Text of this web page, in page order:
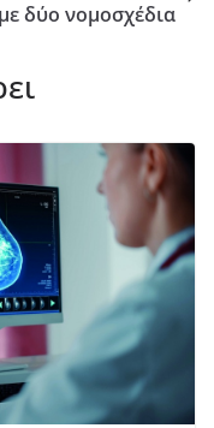
δύο νομοσχέδια